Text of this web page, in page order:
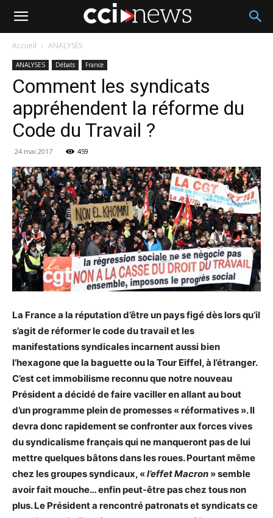
Accueil ANALYSES
ANALYSES Débats France
Comment les syndicats
appréhendent la réforme du
Code du Travail ?
24 mai 2017 459
La France a la réputation d’être un pays figé dès lors qu’il
s’agit de réformer le code du travail et les
manifestations syndicales incarnent aussi bien
l’hexagone que la baguette ou la Tour Eiffel, à l’étranger.
C’est cet immobilisme reconnu que notre nouveau
Président a décidé de faire vaciller en allant au bout
d’un programme plein de promesses « réformatives ». Il
devra donc rapidement se confronter aux forces vives
du syndicalisme français qui ne manqueront pas de lui
mettre quelques bâtons dans les roues. Pourtant même
chez les groupes syndicaux, «l’effet Macron » semble
avoir fait mouche… enfin peut-être pas chez tous non
plus. Le Président a rencontré patronats et syndicats ce